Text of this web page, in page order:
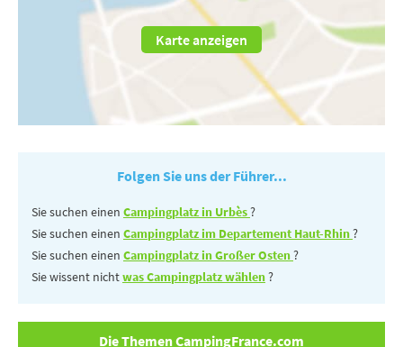
Karte anzeigen
Folgen Sie uns der Führer...
Sie suchen einen Campingplatz in Urbès?
Sie suchen einen Campingplatz im Departement Haut-Rhin?
Sie suchen einen Campingplatz in Großer Osten?
Sie wissent nichtwas Campingplatz wählen?
Die Themen CampingFrance.com